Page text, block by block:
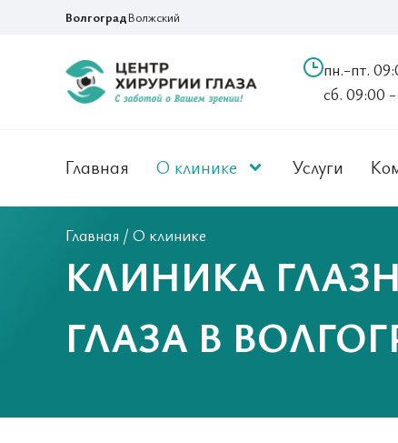
ВолгоградВолжский
пн.-пт.
сб. 09:00
Главная О клинике Услуги
Главная / О клинике
КЛИНИКА
ГЛАЗА В